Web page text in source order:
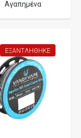
Αγαπημένα
ΕΞΑΝΤΛΉΘΗΚΕ